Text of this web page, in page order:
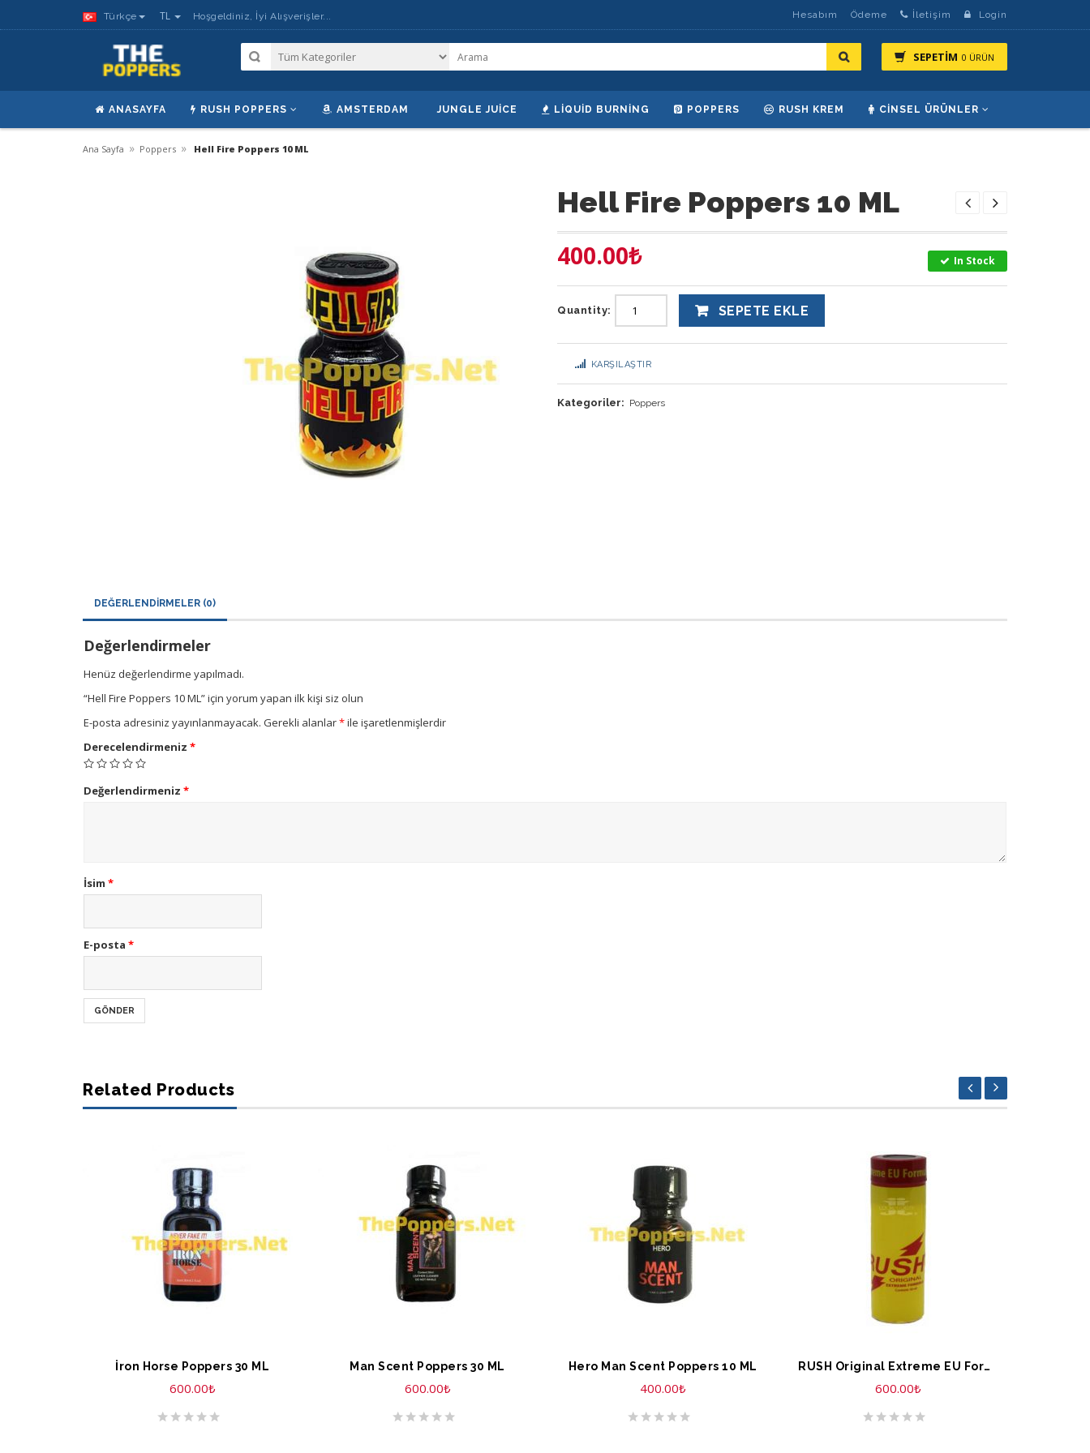
Türkçe TL Hoşgeldiniz, İyi Alışverişler... Hesabım Ödeme İletişim Login
SEPETİM 0 ÜRÜN
ANASAYFA RUSH POPPERS AMSTERDAM JUNGLE JUICE LIQUID BURNING POPPERS RUSH KREM CINSEL ÜRÜNLER
Ana Sayfa » Poppers » Hell Fire Poppers 10 ML
Hell Fire Poppers 10 ML
400.00₺ In Stock
Quantity: SEPETE EKLE
KARŞILAŞTIR
Kategoriler: Poppers
DEĞERLENDIRMELER (0)
Değerlendirmeler
Henüz değerlendirme yapılmadı.
“Hell Fire Poppers 10 ML” için yorum yapan ilk kişi siz olun
E-posta adresiniz yayınlanmayacak. Gerekli alanlar*ile işaretlenmişlerdir
Derecelendirmeniz *
Değerlendirmeniz *
İsim *
E-posta *
Related Products
SEPETE EKLE
İron Horse Poppers 30 ML
600.00₺
SEPETE EKLE
Man Scent Poppers 30 ML
600.00₺
SEPETE EKLE
Hero Man Scent Poppers 10 ML
400.00₺
SEPETE EKLE RUSH Original Extreme EU Formula 30 ml Tall
600.00₺